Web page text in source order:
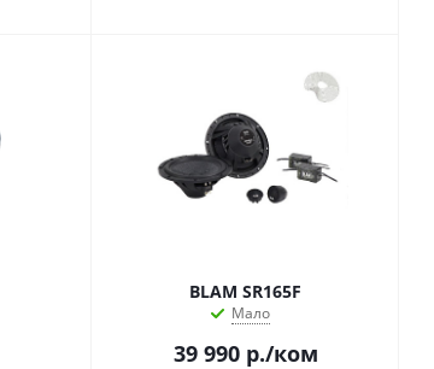
BLAM SR165F
Мало
39 990р./ком